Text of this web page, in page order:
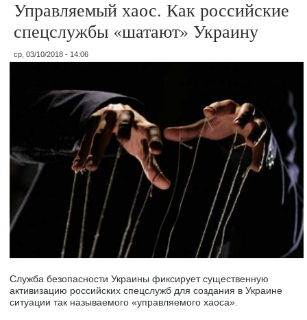
Управляемый хаос. Как российские
спецслужбы «шатают» Украину
ср, 03/10/2018 - 14:06
Служба безопасности Украины фиксирует существенную
активизацию российских спецслужб для создания в Украине
ситуации так называемого «управляемого хаоса».